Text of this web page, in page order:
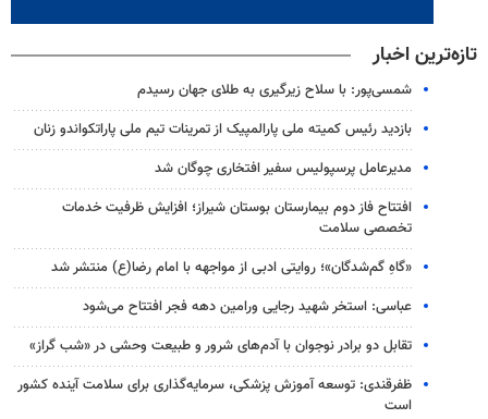
تازه‌ترین اخبار
شمسی‌پور: با سلاح زیرگیری به طلای جهان رسیدم
بازدید رئیس کمیته ملی پارالمپیک از تمرینات تیم ملی پاراتکواندو زنان
مدیرعامل پرسپولیس سفیر افتخاری چوگان شد
افتتاح فاز دوم بیمارستان بوستان شیراز؛ افزایش ظرفیت خدمات
تخصصی سلامت
«گاهِ گم‌شدگان»؛ روایتی ادبی از مواجهه با امام رضا(ع) منتشر شد
عباسی: استخر شهید رجایی ورامین دهه فجر افتتاح می‌شود
تقابل دو برادر نوجوان با آدم‌های شرور و طبیعت وحشی در «شب گراز»
ظفرقندی: توسعه آموزش پزشکی، سرمایه‌گذاری برای سلامت آینده کشور
است